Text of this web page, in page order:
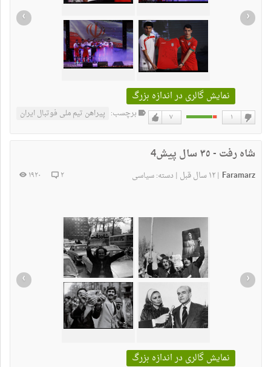
‹
›
نمایش گالری در اندازه بزرگ
۷ ۱ برچسب: پیراهن تیم ملی فوتبال ایران
شاه رفت - ٣٥ سال پیش4
Faramarz
|۱۲ سال قبل | دسته:سیاسی ۲ ۱۹۲۰
‹
›
نمایش گالری در اندازه بزرگ